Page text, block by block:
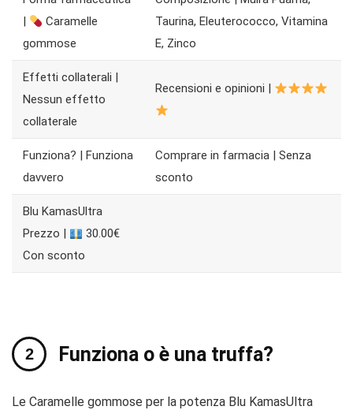
|
Caramelle
gommose
Taurina, Eleuterococco, Vitamina
E, Zinco
Effetti collaterali |
Nessun effetto
collaterale
Recensioni e opinioni |
Funziona? | Funziona
davvero
Comprare in farmacia | Senza
sconto
Blu KamasUltra
Prezzo |
30.00€
Con sconto
Funziona o è una truffa?
Le Caramelle gommose per la potenza Blu KamasUltra